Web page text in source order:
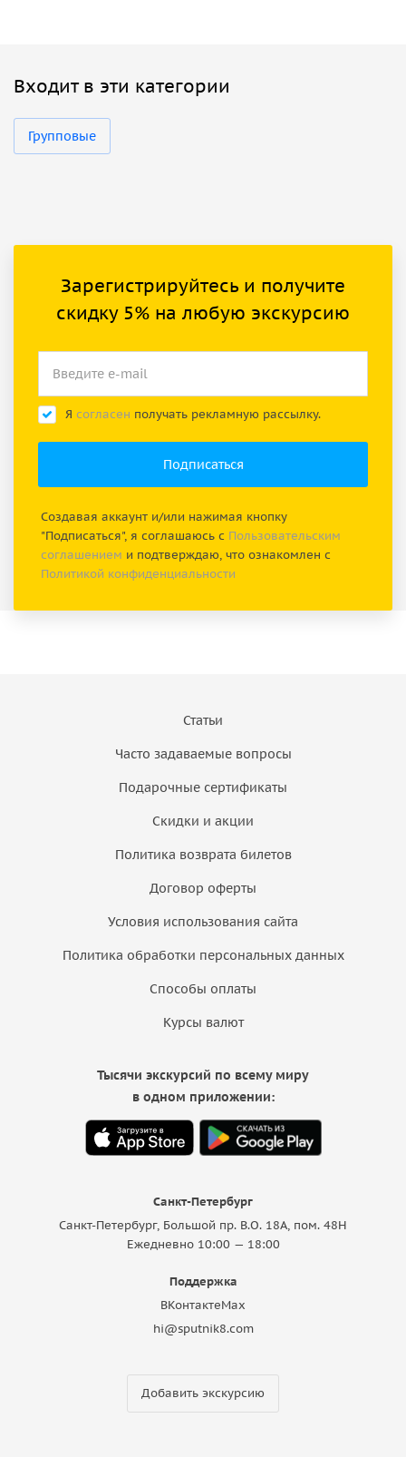
Входит в эти категории
Групповые
Зарегистрируйтесь и получите
скидку 5% на любую экскурсию
Я согласен получать рекламную рассылку.
Создавая аккаунт и/или нажимая кнопку
"Подписаться", я соглашаюсь с Пользовательским
соглашением и подтверждаю, что ознакомлен с
Политикой конфиденциальности
Статьи
Часто задаваемые вопросы
Подарочные сертификаты
Скидки и акции
Политика возврата билетов
Договор оферты
Условия использования сайта
Политика обработки персональных данных
Способы оплаты
Курсы валют
Санкт-Петербург
Санкт-Петербург, Большой пр. В.О. 18A, пом. 48Н
Ежедневно 10:00 — 18:00
Поддержка
ВКонтактеMax
hi@sputnik8.com
Добавить экскурсию
Тысячи экскурсий по всему миру
в одном приложении: